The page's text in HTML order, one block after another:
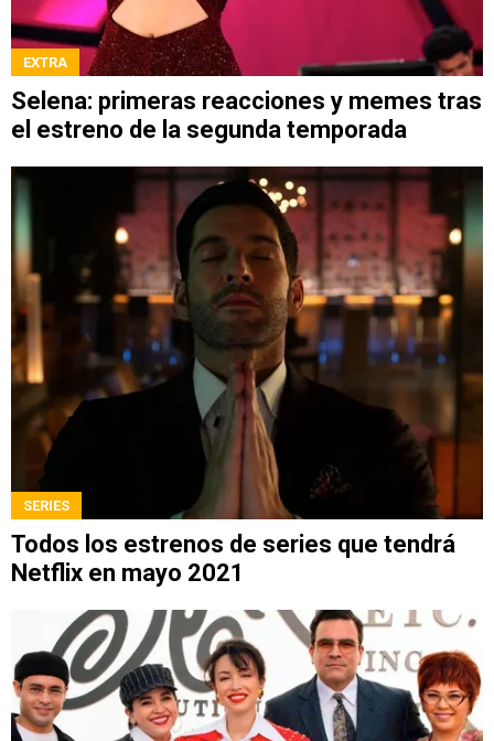
EXTRA
Selena: primeras reacciones y memes tras
el estreno de la segunda temporada
SERIES
Todos los estrenos de series que tendrá
Netflix en mayo 2021